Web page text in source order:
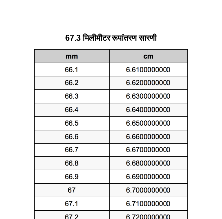
67.3 मिलीमीटर रूपांतरण सारणी